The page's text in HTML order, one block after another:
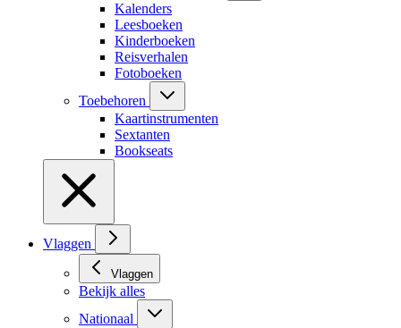
Kalenders
Leesboeken
Kinderboeken
Reisverhalen
Fotoboeken
Toebehoren
Kaartinstrumenten
Sextanten
Bookseats
Vlaggen
Vlaggen
Bekijk alles
Nationaal